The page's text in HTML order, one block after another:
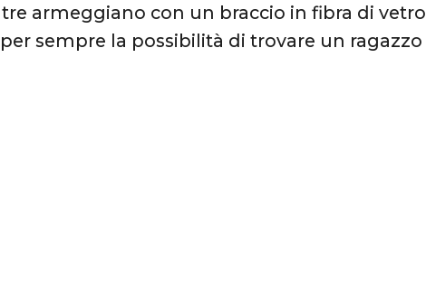
armeggiano con un braccio in fibra di vetro
sempre la possibilità di trovare un ragazzo